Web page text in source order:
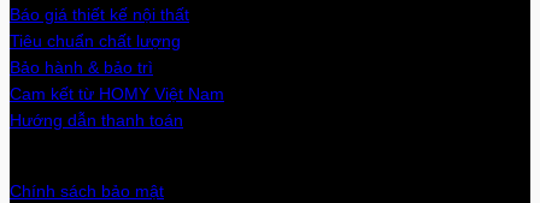
Báo giá thiết kế nội thất
Tiêu chuẩn chất lượng
Bảo hành & bảo trì
Cam kết từ HOMY Việt Nam
Hướng dẫn thanh toán
Chính sách bảo mật